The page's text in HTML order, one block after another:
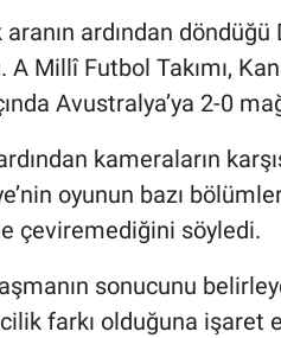
aranın ardından
A Millî Futbol Takımı,
Avustralya’ya 2-0
kameraların
oyunun bazı
çeviremediğini söyledi.
sonucunu
farkı olduğuna işaret